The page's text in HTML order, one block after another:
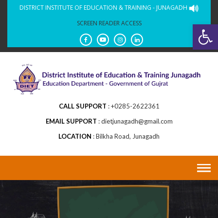
DISTRICT INSTITUTE OF EDUCATION & TRAINING - JUNAGADH
SCREEN READER ACCESS
CALL SUPPORT
+0285-2622361
EMAIL SUPPORT
dietjunagadh@gmail.com
LOCATION
Bilkha Road, Junagadh